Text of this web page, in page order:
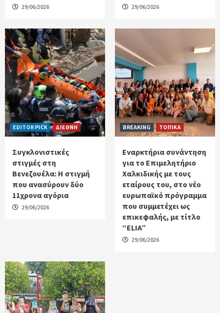
29/06/2026 29/06/2026
EDITOR PICK ΔΙΕΘΝΗ
Συγκλονιστικές
στιγμές στη
Βενεζουέλα: Η στιγμή
που ανασύρουν δύο
11χρονα αγόρια
29/06/2026
BREAKING ΤΟΠΙΚΑ
Εναρκτήρια συνάντηση
για το Επιμελητήριο
Χαλκιδικής με τους
εταίρους του, στο νέο
ευρωπαϊκό πρόγραμμα
που συμμετέχει ως
επικεφαλής, με τίτλο
“ELIA”
29/06/2026